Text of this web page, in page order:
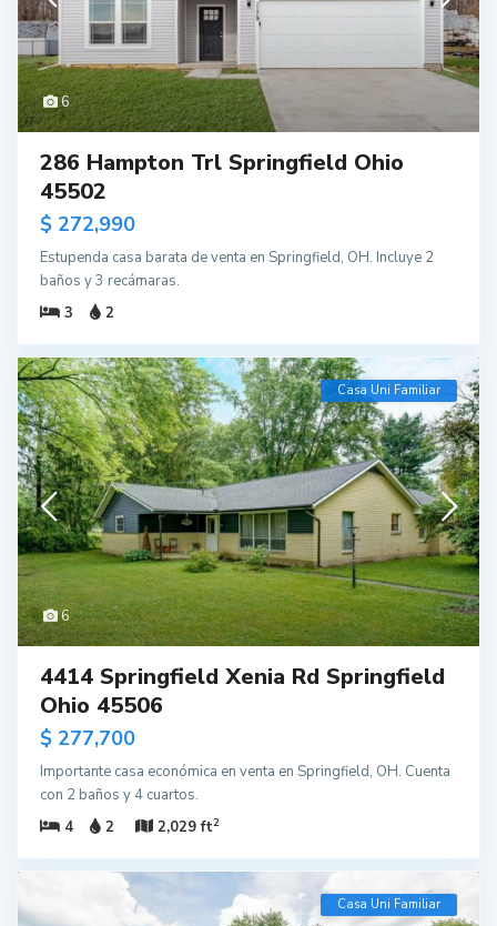
6
286 Hampton Trl Springfield Ohio
45502
$ 272,990
Estupenda casa barata de venta en Springfield, OH. Incluye 2
baños y 3 recámaras.
3
2
6
Casa Uni Familiar
4414 Springfield Xenia Rd Springfield
Ohio 45506
$ 277,700
Importante casa económica en venta en Springfield, OH. Cuenta
con 2 baños y 4 cuartos.
4
2 2,029 ft2
Casa Uni Familiar